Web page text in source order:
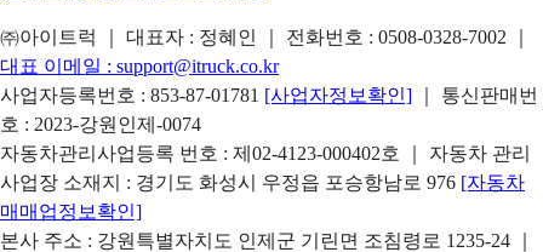
㈜아이트럭 ｜ 대표자 : 정혜인 ｜ 전화번호 : 0508-0328-7002
대표 이메일 : support@itruck.co.kr
사업자등록번호 : 853-87-01781 [사업자정보확인]
｜ 통신판매번
호 : 2023-강원인제-0074
자동차관리사업등록 번호 : 제02-4123-000402호 ｜ 자동차 관리
사업장 소재지 : 경기도 화성시 우정읍 포승항남로 976 [자동차
매매업정보확인]
본사 주소 : 강원특별자치도 인제군 기린면 조침령로 1235-24 ｜